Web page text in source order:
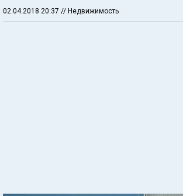
02.04.2018 20:37 // Недвижимость